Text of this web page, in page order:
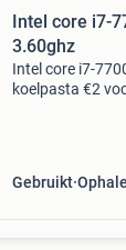
Intel core i7-
3.60ghz
Intel core i7-
koelpasta €2
Gebruikt